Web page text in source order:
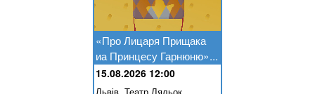
«Про Лицаря Прищака
иа Принцесу Гарнюню»...
15.08.2026 12:00